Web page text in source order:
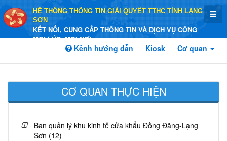
HỆ THỐNG THÔNG TIN GIẢI QUYẾT TTHC TỈNH LẠNG
SƠN
KẾT NỐI, CUNG CẤP THÔNG TIN VÀ DỊCH VỤ CÔNG
MỌI LÚC, MỌI NƠI
Kênh hướng dẫn Kiosk Cơ quan
CƠ QUAN THỰC HIỆN
Ban quản lý khu kinh tế cửa khẩu Đồng Đăng-Lạng
Sơn (12)